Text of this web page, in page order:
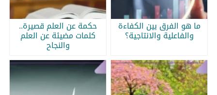
ما هو الفرق بين الكفاءة
والفاعلية والانتاجية؟
حكمة عن العلم قصيرة..
كلمات مضيئة عن العلم
والنجاح